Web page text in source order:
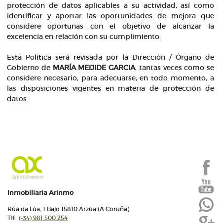
protección de datos aplicables a su actividad, así como
identificar y aportar las oportunidades de mejora que
considere oportunas con el objetivo de alcanzar la
excelencia en relación con su cumplimiento.
Esta Política será revisada por la Dirección / Órgano de
Gobierno de MARÍA MEIJIDE GARCIA, tantas veces como se
considere necesario, para adecuarse, en todo momento, a
las disposiciones vigentes en materia de protección de
datos
Inmobiliaria Arinmo
Rúa da Lúa, 1 Bajo 15810 Arzúa (A Coruña)
Tlf: (+34) 981 500 254